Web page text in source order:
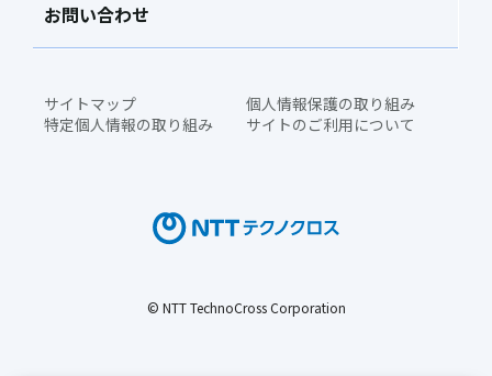
お問い合わせ
サイトマップ
個人情報保護の取り組み
特定個人情報の取り組み
サイトのご利用について
© NTT TechnoCross Corporation